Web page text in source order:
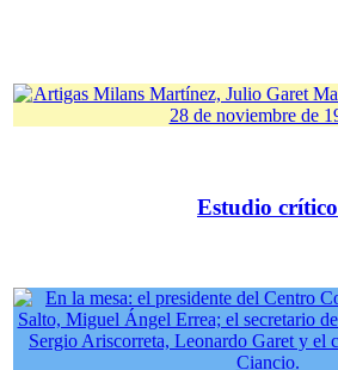
Estudio crítico